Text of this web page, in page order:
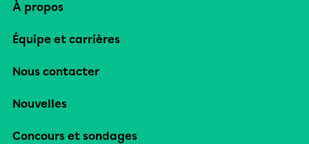
À propos
Équipe et carrières
Nous contacter
Nouvelles
Concours et sondages